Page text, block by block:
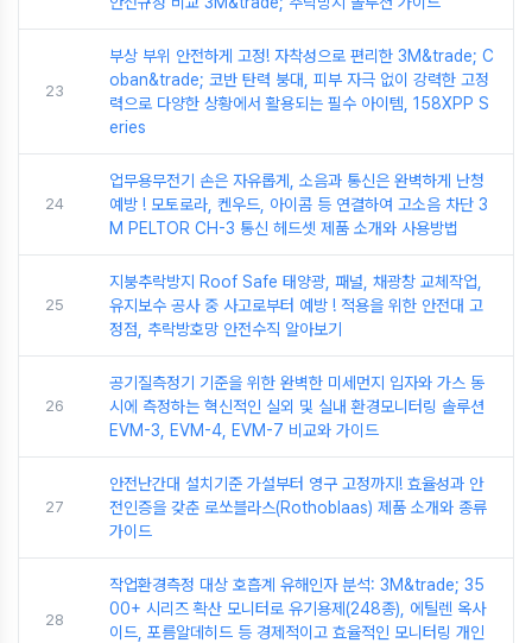
23
부상 부위 안전하게 고정! 자착성으로 편리한 3M&trade; C
oban&trade; 코반 탄력 붕대, 피부 자극 없이 강력한 고정
력으로 다양한 상황에서 활용되는 필수 아이템, 158XPP S
eries
24
업무용무전기 손은 자유롭게, 소음과 통신은 완벽하게 난청
예방 ! 모토로라, 켄우드, 아이콤 등 연결하여 고소음 차단 3
M PELTOR CH-3 통신 헤드셋 제품 소개와 사용방법
25
지붕추락방지 Roof Safe 태양광, 패널, 채광창 교체작업,
유지보수 공사 중 사고로부터 예방 ! 적용을 위한 안전대 고
정점, 추락방호망 안전수직 알아보기
26
공기질측정기 기준을 위한 완벽한 미세먼지 입자와 가스 동
시에 측정하는 혁신적인 실외 및 실내 환경모니터링 솔루션
EVM-3, EVM-4, EVM-7 비교와 가이드
27
안전난간대 설치기준 가설부터 영구 고정까지! 효율성과 안
전인증을 갖춘 로쏘블라스(Rothoblaas) 제품 소개와 종류
가이드
28
작업환경측정 대상 호흡계 유해인자 분석: 3M&trade; 35
00+ 시리즈 확산 모니터로 유기용제(248종), 에틸렌 옥사
이드, 포름알데히드 등 경제적이고 효율적인 모니터링 개인